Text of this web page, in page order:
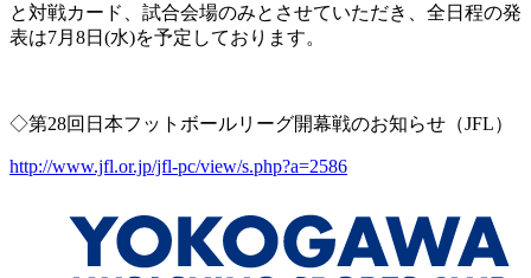
と対戦カード、試合会場のみとさせていただき、全日程の発
表は7月8日(水)を予定しております。
◇第28回日本フットボールリーグ開幕戦のお知らせ（JFL）
http://www.jfl.or.jp/jfl-pc/view/s.php?a=2586